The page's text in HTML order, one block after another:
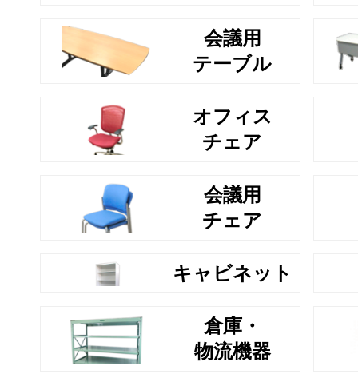
会議用
テーブル
オフィス
チェア
会議用
チェア
キャビネット
倉庫・
物流機器